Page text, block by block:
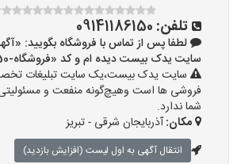
تلفن: 09141186150
لطفا پس از تماس با فروشگاه بگویید:
سایت یدک بیست دیده ام و کد «فروشگاه-50» را اعلام کنید»
سایت یدک بیست،یک سایت تبلیغات
فروشی ها است وهیچ‌گونه منفعت و مسئولیتی
شما ندارد.
مکان:آذربایجان شرقی - تبریز
انتقال آگهی به اول لیست (افزایش بازدید)